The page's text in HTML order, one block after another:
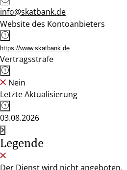
info@skatbank.de
Website des Kontoanbieters
https://www.skatbank.de
Vertragsstrafe
Nein
Letzte Aktualisierung
03.08.2026
Legende
Der Dienst wird nicht angeboten.